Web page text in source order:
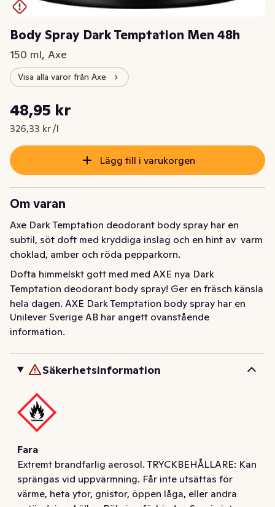
Body Spray Dark Temptation Men 48h
150 ml, Axe
Visa alla varor från Axe
Nuvarande pris är: 48,95 kr
48,95 kr
326,33 kr /l
Styckpris: 326,33 kr /l
Lägg till i varukorgen
Om varan
Axe Dark Temptation deodorant body spray har en
subtil, söt doft med kryddiga inslag och en hint av  varm
choklad, amber och röda pepparkorn.
Dofta himmelskt gott med med AXE nya Dark
Temptation deodorant body spray! Ger en fräsch känsla
hela dagen. AXE Dark Temptation body spray har en
maskulin doft med subtila inslag av kryddor, varm
choklad, bärnsten, och röda pepparkorn som motverkar
Vår revolutionerande nya Dual Action-teknologi tar bort
bakterier som orsakar dålig lukt, så att du kan känna dig
säker och dofta oemotståndligt i 48 timmar. Du kan nu
känna dig redo för allt som kommer i din väg! Axe
Deodorant Body Spray Dark Temptation kan användas
både under armarna som deo och sprayas över
kroppen.
AXE har som mål att alla förpackningar ska vara
återvinningsbara eller innehålla återvunna material
Unilever Sverige AB har angett ovanstående
information.
Säkerhetsinformation
Fara
Extremt brandfarlig aerosol. TRYCKBEHÅLLARE: Kan
sprängas vid uppvärmning. Får inte utsättas för
värme, heta ytor, gnistor, öppen låga, eller andra